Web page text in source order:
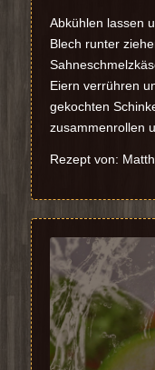
Abkühlen lassen
Blech runter
Eiern verrühren
gekochten
zusammenrollen
Rezept von: